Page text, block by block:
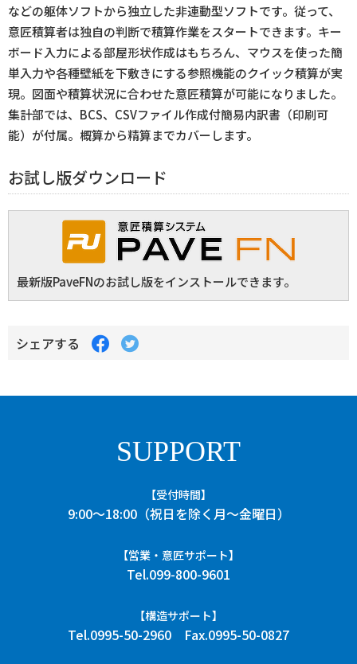
などの躯体ソフトから独立した非連動型ソフトです。従って、
意匠積算者は独自の判断で積算作業をスタートできます。キー
ボード入力による部屋形状作成はもちろん、マウスを使った簡
単入力や各種壁紙を下敷きにする参照機能のクイック積算が実
現。図面や積算状況に合わせた意匠積算が可能になりました。
集計部では、BCS、CSVファイル作成付簡易内訳書（印刷可
能）が付属。概算から精算までカバーします。
お試し版ダウンロード
最新版PaveFNのお試し版をインストールできます。
シェアする Facebook
ア
Twitter
ア
SUPPORT
【受付時間】
9:00〜18:00（祝日を除く月～金曜日）
【営業・意匠サポート】
Tel.099-800-9601
【構造サポート】
Tel.0995-50-2960 Fax.0995-50-0827